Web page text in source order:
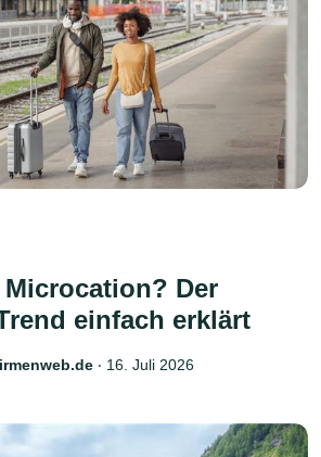
Der
einfach erklärt
‧ 16. Juli 2026